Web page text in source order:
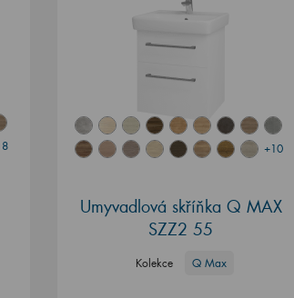
+10
Umyvadlová skříňka Q MAX
SZZ2 55
Kolekce Q Max